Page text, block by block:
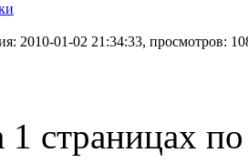
2010-01-02 21:34:33, просмотров:
1 страницах